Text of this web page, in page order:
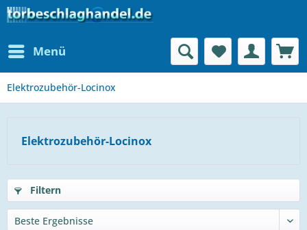
Menü
Elektrozubehör-Locinox
Elektrozubehör-Locinox
Filtern